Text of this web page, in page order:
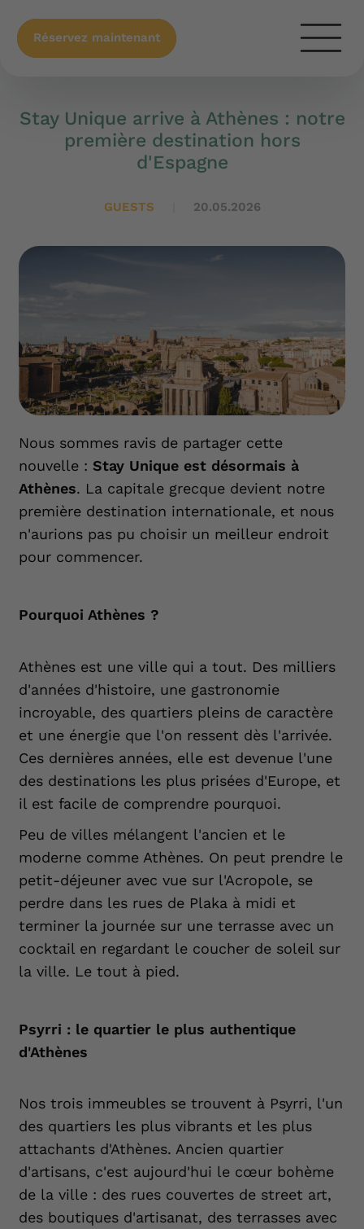
Réservez maintenant
Stay Unique arrive à Athènes : notre
première destination hors
d'Espagne
GUESTS 20.05.2026
Nous sommes ravis de partager cette
nouvelle : Stay Unique est désormais à
Athènes. La capitale grecque devient notre
première destination internationale, et nous
n'aurions pas pu choisir un meilleur endroit
pour commencer.
Pourquoi Athènes ?
Athènes est une ville qui a tout. Des milliers
d'années d'histoire, une gastronomie
incroyable, des quartiers pleins de caractère
et une énergie que l'on ressent dès l'arrivée.
Ces dernières années, elle est devenue l'une
des destinations les plus prisées d'Europe, et
il est facile de comprendre pourquoi.
Peu de villes mélangent l'ancien et le
moderne comme Athènes. On peut prendre le
petit-déjeuner avec vue sur l'Acropole, se
perdre dans les rues de Plaka à midi et
terminer la journée sur une terrasse avec un
cocktail en regardant le coucher de soleil sur
la ville. Le tout à pied.
Psyrri : le quartier le plus authentique
d'Athènes
Nos trois immeubles se trouvent à Psyrri, l'un
des quartiers les plus vibrants et les plus
attachants d'Athènes. Ancien quartier
d'artisans, c'est aujourd'hui le cœur bohème
de la ville : des rues couvertes de street art,
des boutiques d'artisanat, des terrasses avec